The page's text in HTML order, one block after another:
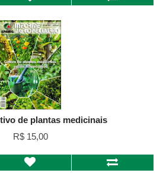
de plantas medicinais
R$ 15,00